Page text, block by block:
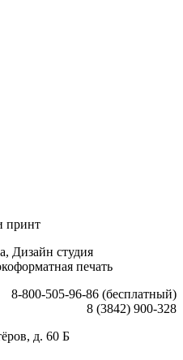
принт
Дизайн студия
печать
8-800-505-96-86 (бесплатный)
8 (3842) 900-328
д. 60 Б